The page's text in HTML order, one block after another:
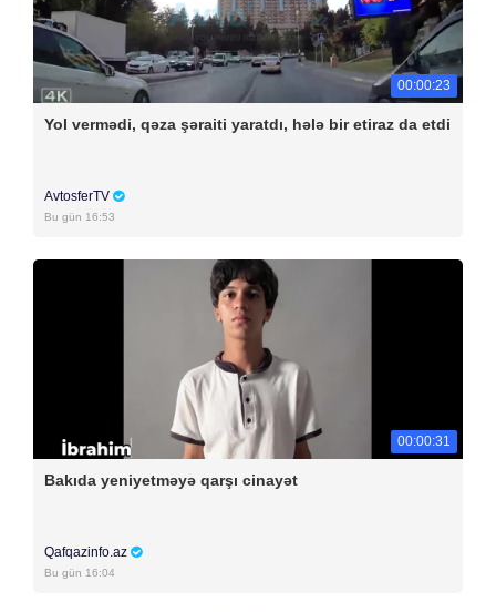
00:00:23
Yol vermədi, qəza şəraiti yaratdı, hələ bir etiraz da etdi
AvtosferTV
Bu gün 16:53
00:00:31
Bakıda yeniyetməyə qarşı cinayət
Qafqazinfo.az
Bu gün 16:04